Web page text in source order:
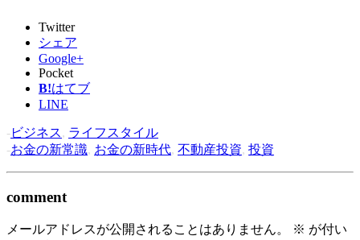
Twitter
シェア
Google+
Pocket
B!はてブ
LINE
-ビジネス, ライフスタイル
-お金の新常識, お金の新時代, 不動産投資, 投資
comment
メールアドレスが公開されることはありません。 ※ が付い